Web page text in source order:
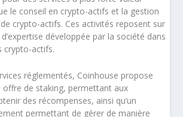
le conseil en crypto-actifs et la gestion
crypto-actifs. Ces activités reposent sur
développée par la société dans
crypto-actifs.
réglementés, Coinhouse propose
offre de staking, permettant aux
des récompenses, ainsi qu’un
permettant de gérer de manière